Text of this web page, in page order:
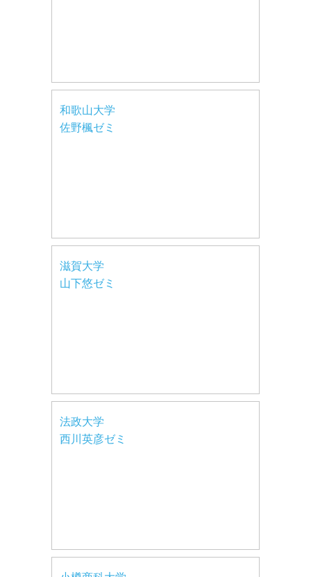
和歌山大学
佐野楓ゼミ
滋賀大学
山下悠ゼミ
法政大学
西川英彦ゼミ